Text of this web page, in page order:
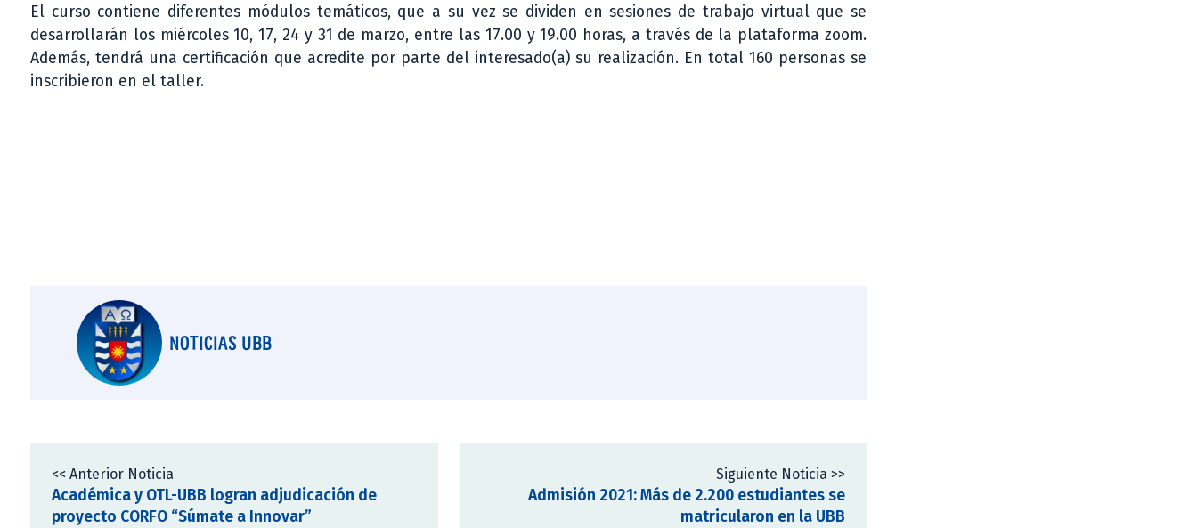
El curso contiene diferentes módulos temáticos, que a su vez se dividen en sesiones de trabajo virtual que se
desarrollarán los miércoles 10, 17, 24 y 31 de marzo, entre las 17.00 y 19.00 horas, a través de la plataforma zoom.
Además, tendrá una certificación que acredite por parte del interesado(a) su realización. En total 160 personas se
inscribieron en el taller.
NOTICIAS UBB
<< Anterior Noticia
Académica y OTL-UBB logran adjudicación de
proyecto CORFO “Súmate a Innovar”
Siguiente Noticia >>
Admisión 2021: Más de 2.200 estudiantes se
matricularon en la UBB